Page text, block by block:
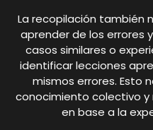
La recopilación también
aprender de los errores
casos similares o
identificar lecciones
mismos errores. Esto
conocimiento colectivo y
en base a la